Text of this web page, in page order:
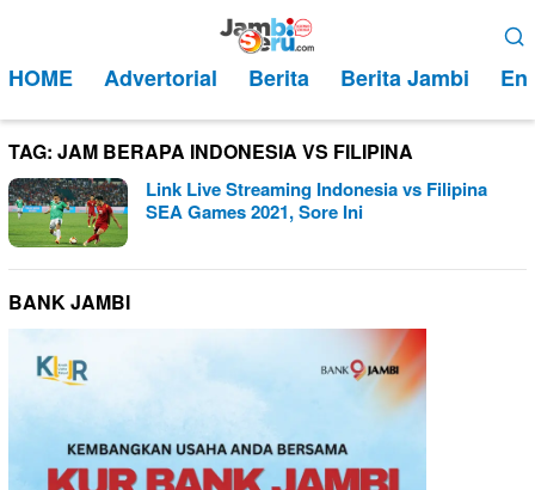
kontenMobile
HOME Advertorial Berita Berita Jambi
TAG: JAM BERAPA INDONESIA VS FILIPINA
Link Live Streaming Indonesia vs Filipina
SEA Games 2021, Sore Ini
BANK JAMBI